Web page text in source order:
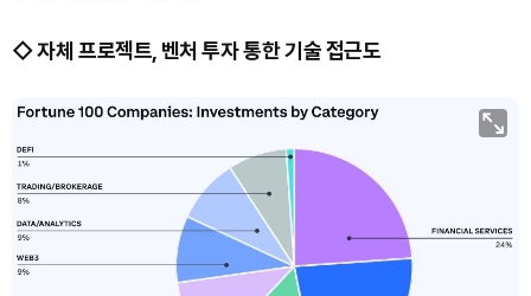
◇ 자체 프로젝트, 벤처 투자 통한 기술 접근도